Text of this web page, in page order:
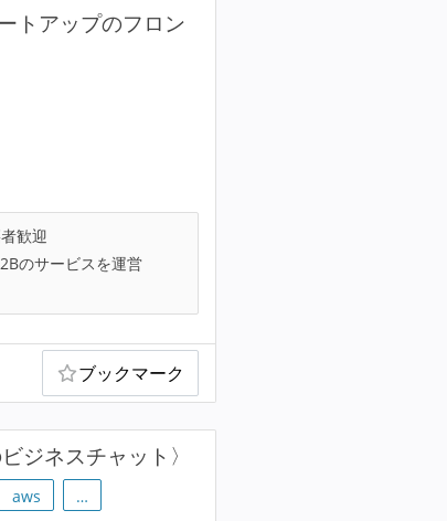
トアップのフロン
歓迎
のサービスを運営
ブックマーク
ジネスチャット〉
aws …